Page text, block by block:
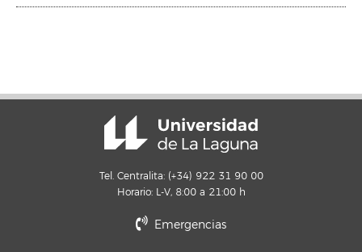
Tel. Centralita: (+34) 922 31 90 00
Horario: L-V, 8:00 a 21:00 h
Emergencias